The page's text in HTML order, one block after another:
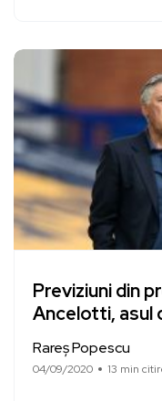
Previziuni din
Ancelotti, asul
Rareș Popescu
04/09/2020 13 min